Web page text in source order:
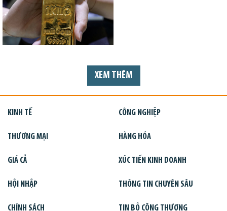
XEM THÊM
KINH TẾ CÔNG NGHIỆP
THƯƠNG MẠI HÀNG HÓA
GIÁ CẢ XÚC TIẾN KINH DOANH
HỘI NHẬP THÔNG TIN CHUYÊN SÂU
CHÍNH SÁCH TIN BỘ CÔNG THƯƠNG